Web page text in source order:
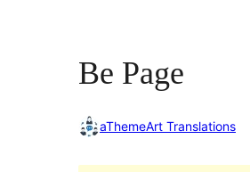
Be Page
aThemeArt Translations